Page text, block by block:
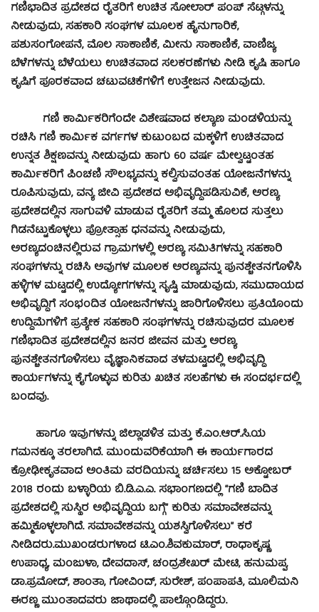
ಗಣಿಭಾದಿತ ಪ್ರದೇಶದ ರೈತರಿಗೆ ಉಚಿತ ಸೋಲಾರ್ ಪಂಪ್ ಸೆಟ್ಗಳನ್ನು
ನೀಡುವುದು, ಸಹಕಾರಿ ಸಂಘಗಳ ಮೂಲಕ ಹೈನುಗಾರಿಕೆ,
ಪಶುಸಂಗೋಪನೆ, ಮೊಲ ಸಾಕಾಣಿಕೆ, ಮೀನು ಸಾಕಾಣಿಕೆ, ವಾಣಿಜ್ಯ
ಬೆಳೆಗಳನ್ನು ಬೆಳೆಯಲು ಉಚಿತವಾದ ಸಲಕರಣೆಗಳು ನೀಡಿ ಕೃಷಿ ಹಾಗೂ
ಕೃಷಿಗೆ ಪೂರಕವಾದ ಚಟುವಟಿಕೆಗಳಿಗೆ ಉತ್ತೇಜನ ನೀಡುವುದು.
ಗಣಿ ಕಾರ್ಮಿಕರಿಗೆಂದೇ ವಿಶೇಷವಾದ ಕಲ್ಯಾಣ ಮಂಡಳಿಯನ್ನು
ರಚಿಸಿ ಗಣಿ ಕಾರ್ಮಿಕ ವರ್ಗಗಳ ಕುಟುಂಬದ ಮಕ್ಕಳಿಗೆ ಉಚಿತವಾದ
ಉನ್ನತ ಶಿಕ್ಷಣವನ್ನು ನೀಡುವುದು ಹಾಗು 60 ವರ್ಷ ಮೇಲ್ವಟ್ಟಂತಹ
ಕಾರ್ಮಿಕರಿಗೆ ಪಿಂಚಣಿ ಸೌಲಭ್ಯವನ್ನು ಕಲ್ವಿಸುವಂತಹ ಯೋಜನೆಗಳನ್ನು
ರೂಪಿಸುವುದು, ವನ್ಯ ಜೀವಿ ಪ್ರದೇಶದ ಅಭಿವೃದ್ದಿಪಡಿಸುವಿಕೆ, ಅರಣ್ಯ
ಪ್ರದೇಶದಲ್ಲಿನ ಸಾಗುವಳಿ ಮಾಡುವ ರೈತರಿಗೆ ತಮ್ಮ ಹೊಲದ ಸುತ್ತಲು
ಗಿಡನೆಟ್ಟುಕೊಳ್ಳಲು ಪ್ರೋತ್ಸಾಹ ಧನವನ್ನು ನೀಡುವುದು,
ಅರಣ್ಯದಂಚಿನಲ್ಲಿರುವ ಗ್ರಾಮಗಳಲ್ಲಿ ಅರಣ್ಯ ಸಮಿತಿಗಳನ್ನು ಸಹಕಾರಿ
ಸಂಘಗಳನ್ನು ರಚಿಸಿ ಅವುಗಳ ಮೂಲಕ ಅರಣ್ಯವನ್ನು ಪುನಶ್ಚೇತನಗೊಳಿಸಿ
ಹಳ್ಳಿಗಳ ಮಟ್ಟದಲ್ಲಿ ಉದ್ಯೋಗಗಳನ್ನು ಸೃಷ್ಟಿ ಮಾಡುವುದು, ಸಮುದಾಯದ
ಅಭಿವೃದ್ದಿಗೆ ಸಂಭಂದಿತ ಯೋಜನೆಗಳನ್ನು ಜಾರಿಗೊಳಿಸಲು ಪ್ರತಿಯೊಂದು
ಉದ್ದಿಮೆಗಳಿಗೆ ಪ್ರತ್ಯೇಕ ಸಹಕಾರಿ ಸಂಘಗಳನ್ನು ರಚಿಸುವುದರ ಮೂಲಕ
ಗಣಿಭಾದಿತ ಪ್ರದೇಶದಲ್ಲಿನ ಜನರ ಜೀವನ ಮತ್ತು ಅರಣ್ಯ
ಪುನಶ್ಚೇತನಗೊಳಿಸಲು ವೈಜ್ಞಾನಿಕವಾದ ತಳಮಟ್ಟದಲ್ಲಿ ಅಭಿವೃದ್ದಿ
ಕಾರ್ಯಗಳನ್ನು ಕೈಗೊಳ್ಳುವ ಕುರಿತು ಖಚಿತ ಸಲಹೆಗಳು ಈ ಸಂದರ್ಭದಲ್ಲಿ
ಬಂದವು.
ಹಾಗೂ ಇವುಗಳನ್ನು ಜಿಲ್ಲಾಡಳಿತ ಮತ್ತು ಕೆ.ಎಂ.ಆರ್.ಸಿ.ಯ
ಗಮನಕ್ಕೂ ತರಲಾಗಿದೆ. ಮುಂದುವರಿಕೆಯಾಗಿ ಈ ಕಾರ್ಯಗಾರದ
ಕ್ರೋಢೀಕೃತವಾದ ಅಂತಿಮ ವರದಿಯನ್ನು ಚರ್ಚಿಸಲು 15 ಅಕ್ಟೋಬರ್
2018 ರಂದು ಬಳ್ಳಾರಿಯ ಬಿ.ಡಿ.ಎ.ಎ. ಸಭಾಂಗಣದಲ್ಲಿ “ಗಣಿ ಬಾದಿತ
ಪ್ರದೇಶದಲ್ಲಿ ಸುಸ್ಥಿರ ಅಭಿವೃದ್ದಿಯ ಬಗ್ಗೆ” ಕುರಿತು ಸಮಾವೇಶವನ್ನು
ಹಮ್ಮಿಕೊಳ್ಳಲಾಗಿದೆ. ಸಮಾವೇಶವನ್ನು ಯಶಸ್ವಿಗೊಳಿಸಲು” ಕರೆ
ನೀಡಿದರು.ಮುಖಂಡರುಗಳಾದ ಟಿ.ಎಂ.ಶಿವಕುಮಾರ್, ರಾಧಾಕೃಷ್ಣ
ಉಪಾಧ್ಯ, ಮಂಜುಳಾ, ದೇವದಾಸ್, ಚಂದ್ರಶೇಖರ್ ಮೇಟಿ, ಹನುಮಪ್ಪ,
ಡಾ.ಪ್ರಮೋದ್, ಶಾಂತಾ, ಗೋವಿಂದ್, ಸುರೇಶ್, ಪಂಪಾಪತಿ, ಮೂಲಿಮನಿ
ಈರಣ್ಣ ಮುಂತಾದವರು ಜಾಥಾದಲ್ಲಿ ಪಾಲ್ಗೊಂಡಿದ್ದರು.